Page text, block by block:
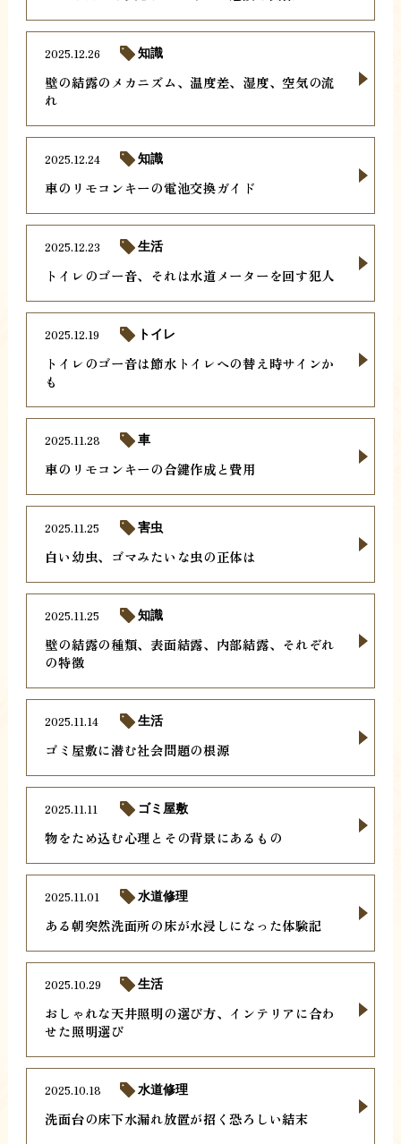
壁の結露のメカニズム、温度差、湿度、空気の流
れ
2025.12.26 知識
車のリモコンキーの電池交換ガイド
2025.12.24 知識
トイレのゴー音、それは水道メーターを回す犯人
2025.12.23 生活
トイレのゴー音は節水トイレへの替え時サインか
も
2025.12.19 トイレ
車のリモコンキーの合鍵作成と費用
2025.11.28 車
白い幼虫、ゴマみたいな虫の正体は
2025.11.25 害虫
壁の結露の種類、表面結露、内部結露、それぞれ
の特徴
2025.11.25 知識
ゴミ屋敷に潜む社会問題の根源
2025.11.14 生活
物をため込む心理とその背景にあるもの
2025.11.11 ゴミ屋敷
ある朝突然洗面所の床が水浸しになった体験記
2025.11.01 水道修理
おしゃれな天井照明の選び方、インテリアに合わ
せた照明選び
2025.10.29 生活
洗面台の床下水漏れ放置が招く恐ろしい結末
2025.10.18 水道修理